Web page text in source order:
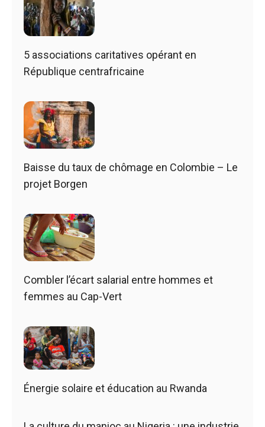
5 associations caritatives opérant en
République centrafricaine
Baisse du taux de chômage en Colombie – Le
projet Borgen
Combler l’écart salarial entre hommes et
femmes au Cap-Vert
Énergie solaire et éducation au Rwanda